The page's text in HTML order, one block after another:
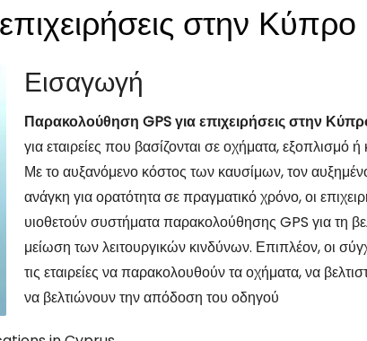
στην Κύπρο
Εισαγωγή
Παρακολούθηση GPS για επιχειρήσεις στην
για εταιρείες που βασίζονται σε οχήματα, εξοπλισμό ή
Με το αυξανόμενο κόστος των καυσίμων, τον
ανάγκη για ορατότητα σε πραγματικό χρόνο, οι
υιοθετούν συστήματα παρακολούθησης GPS για τη
μείωση των λειτουργικών κινδύνων. Επιπλέον, οι
τις εταιρείες να παρακολουθούν τα οχήματα, να
να βελτιώνουν την απόδοση του οδηγού